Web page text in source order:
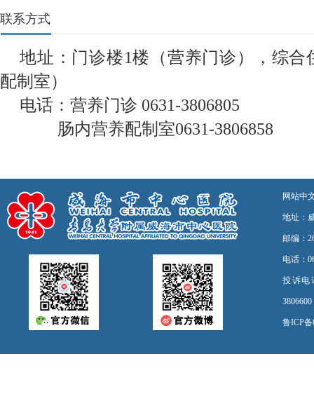
联系方式
地址：门诊楼1楼（营养门诊），综合
配制室）
电话：营养门诊 0631-3806805
肠内营养配制室0631-3806858
网站中
地址：
邮编：
电话：
投诉电
鲁ICP备